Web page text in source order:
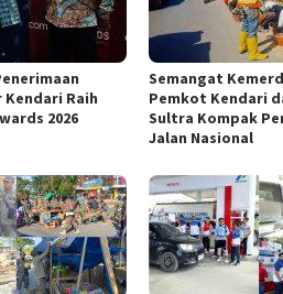
Kendari Raih
2026
Semangat
Pemkot Kendari
Sultra Kompak
Jalan Nasional